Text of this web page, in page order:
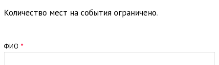
Количество мест на события ограничено.
Заявка
ФИО *